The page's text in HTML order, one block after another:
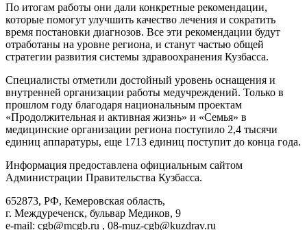
По итогам работы они дали конкретные рекомендации,
которые помогут улучшить качество лечения и сократить
время постановки диагнозов. Все эти рекомендации будут
отработаны на уровне региона, и станут частью общей
стратегии развития системы здравоохранения Кузбасса.
Специалисты отметили достойный уровень оснащения и
внутренней организации работы медучреждений. Только в
прошлом году благодаря национальным проектам
«Продолжительная и активная жизнь» и «Семья» в
медицинские организации региона поступило 2,4 тысячи
единиц аппаратуры, еще 1713 единиц поступит до конца года.
Информация предоставлена официальным сайтом
Администрации Правительства Кузбасса.
652873, РФ, Кемеровская область,
г. Междуреченск, бульвар Медиков, 9
e-mail: cgb@mcgb.ru , 08-muz-cgb@kuzdrav.ru